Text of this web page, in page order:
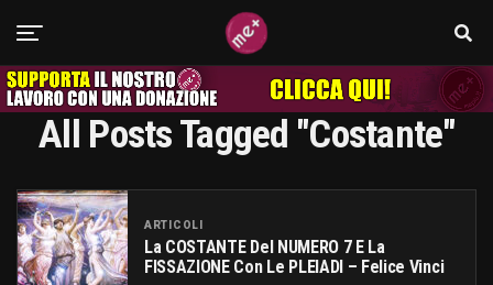
All Posts Tagged "costante"
ARTICOLI
La COSTANTE Del NUMERO 7 E La
FISSAZIONE Con Le PLEIADI – Felice Vinci